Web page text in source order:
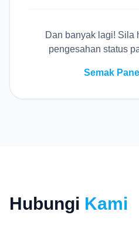
Dan banyak lagi! Sila
pengesahan status
Semak
Hubungi Kami